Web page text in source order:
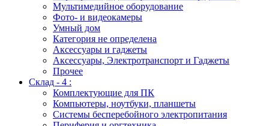
Мультимедийное оборудование
Фото- и видеокамеры
Умный дом
Категория не определена
Аксессуары и гаджеты
Аксессуары, Электротранспорт и Гаджеты
Прочее
Склад - 4 :
Комплектующие для ПК
Компьютеры, ноутбуки, планшеты
Системы бесперебойного электропитания